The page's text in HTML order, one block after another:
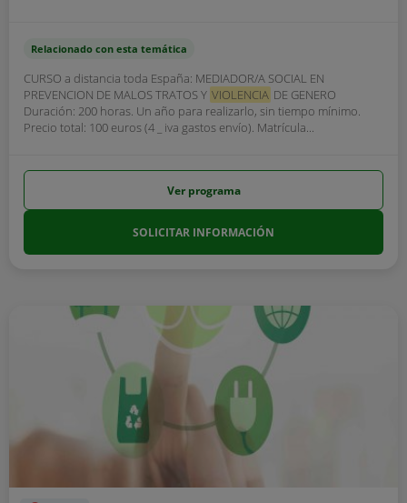
Relacionado con esta temática
CURSO a distancia toda España: MEDIADOR/A SOCIAL EN
PREVENCION DE MALOS TRATOS Y VIOLENCIA DE GENERO
Duración: 200 horas. Un año para realizarlo, sin tiempo mínimo.
Precio total: 100 euros (4 _ iva gastos envío). Matrícula...
Ver programa
SOLICITAR INFORMACIÓN